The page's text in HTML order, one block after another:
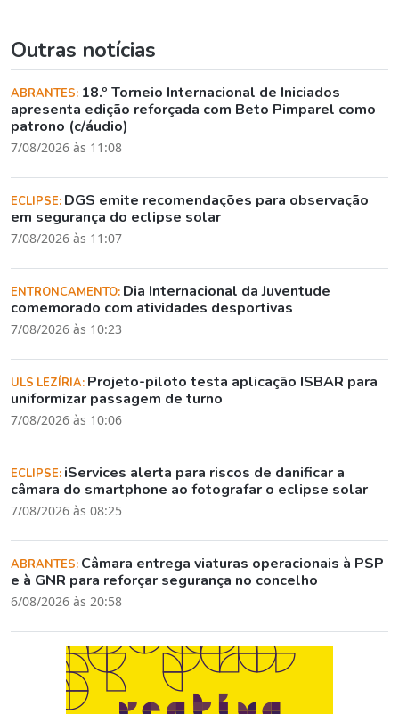
Outras notícias
ABRANTES: 18.º Torneio Internacional de Iniciados
apresenta edição reforçada com Beto Pimparel como
patrono (c/áudio)
7/08/2026 às 11:08
ECLIPSE: DGS emite recomendações para observação
em segurança do eclipse solar
7/08/2026 às 11:07
ENTRONCAMENTO: Dia Internacional da Juventude
comemorado com atividades desportivas
7/08/2026 às 10:23
ULS LEZÍRIA: Projeto-piloto testa aplicação ISBAR para
uniformizar passagem de turno
7/08/2026 às 10:06
ECLIPSE: iServices alerta para riscos de danificar a
câmara do smartphone ao fotografar o eclipse solar
7/08/2026 às 08:25
ABRANTES: Câmara entrega viaturas operacionais à PSP
e à GNR para reforçar segurança no concelho
6/08/2026 às 20:58